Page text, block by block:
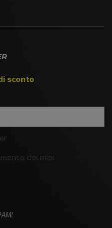
sconto
dei miei